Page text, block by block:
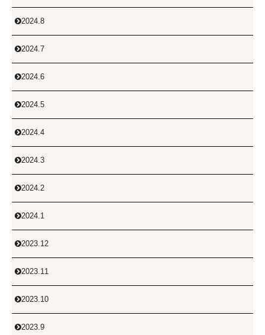
2024.8
2024.7
2024.6
2024.5
2024.4
2024.3
2024.2
2024.1
2023.12
2023.11
2023.10
2023.9